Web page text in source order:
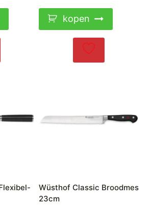
kopen
Wüsthof Classic Broodmes
23cm